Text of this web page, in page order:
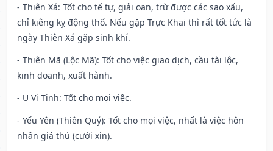
- Thiên Xá: Tốt cho tế tự, giải oan, trừ được các sao xấu,
chỉ kiêng kỵ động thổ. Nếu gặp Trực Khai thì rất tốt tức là
ngày Thiên Xá gặp sinh khí.
- Thiên Mã (Lộc Mã): Tốt cho việc giao dịch, cầu tài lộc,
kinh doanh, xuất hành.
- U Vi Tinh: Tốt cho mọi việc.
- Yếu Yên (Thiên Quý): Tốt cho mọi việc, nhất là việc hôn
nhân giá thú (cưới xin).